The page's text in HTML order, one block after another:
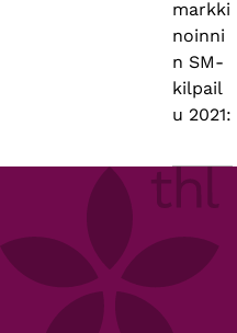
markki
noinni
n SM-
kilpail
u 2021: